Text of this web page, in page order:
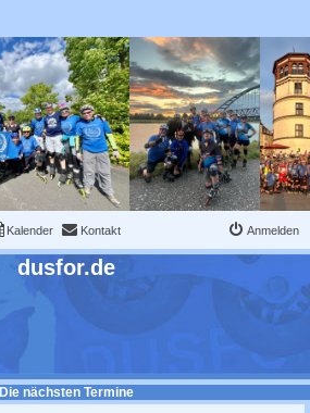
Kalender Kontakt Anmelden
dusfor.de
Die nächsten Termine